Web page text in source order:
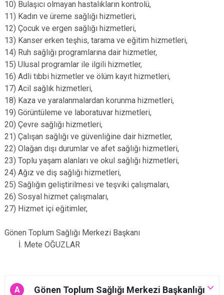
10) Bulaşıcı olmayan hastalıkların kontrolü,
11) Kadın ve üreme sağlığı hizmetleri,
12) Çocuk ve ergen sağlığı hizmetleri,
13) Kanser erken teşhis, tarama ve eğitim hizmetleri,
14) Ruh sağlığı programlarına dair hizmetler,
15) Ulusal programlar ile ilgili hizmetler,
16) Adli tıbbi hizmetler ve ölüm kayıt hizmetleri,
17) Acil sağlık hizmetleri,
18) Kaza ve yaralanmalardan korunma hizmetleri,
19) Görüntüleme ve laboratuvar hizmetleri,
20) Çevre sağlığı hizmetleri,
21) Çalışan sağlığı ve güvenliğine dair hizmetler,
22) Olağan dışı durumlar ve afet sağlığı hizmetleri,
23) Toplu yaşam alanları ve okul sağlığı hizmetleri,
24) Ağız ve diş sağlığı hizmetleri,
25) Sağlığın geliştirilmesi ve teşviki çalışmaları,
26) Sosyal hizmet çalışmaları,
27) Hizmet içi eğitimler,
Gönen Toplum Sağlığı Merkezi Başkanı
İ. Mete OĞUZLAR
A Gönen Toplum Sağlığı Merkezi Başkanlığı